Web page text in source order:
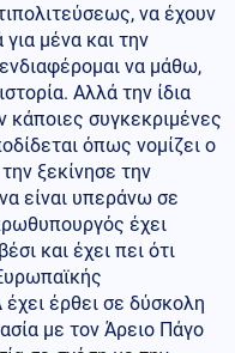
να έχουν
μένα και την
να μάθω,
Αλλά την ίδια
συγκεκριμένες
όπως νομίζει ο
ξεκίνησε την
είναι υπεράνω σε
έχει
και έχει πει ότι
έχει έρθει σε δύσκολη
με τον Άρειο Πάγο